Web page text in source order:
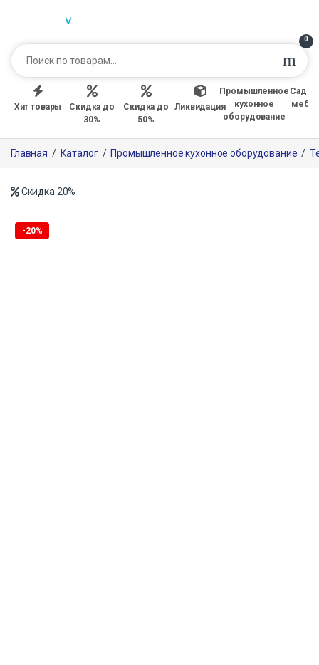
0
Хит товары
Скидка до
30%
Скидка до
50%
Ликвидация
Промышленное
кухонное
оборудование
Главная / Каталог / Промышленное кухонное оборудование /
Скидка 20%
-20%